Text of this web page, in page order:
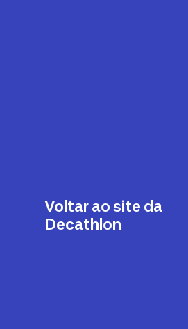
Voltar ao site da
Decathlon